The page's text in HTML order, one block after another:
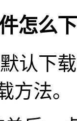
怎么
认下
方法。